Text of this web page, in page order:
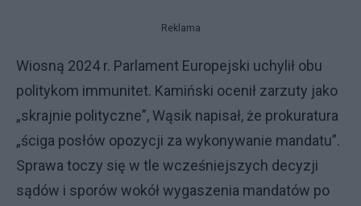
Reklama
Wiosną 2024 r. Parlament Europejski uchylił obu
politykom immunitet. Kamiński ocenił zarzuty jako
„skrajnie polityczne”, Wąsik napisał, że prokuratura
„ściga posłów opozycji za wykonywanie mandatu”.
Sprawa toczy się w tle wcześniejszych decyzji
sądów i sporów wokół wygaszenia mandatów po